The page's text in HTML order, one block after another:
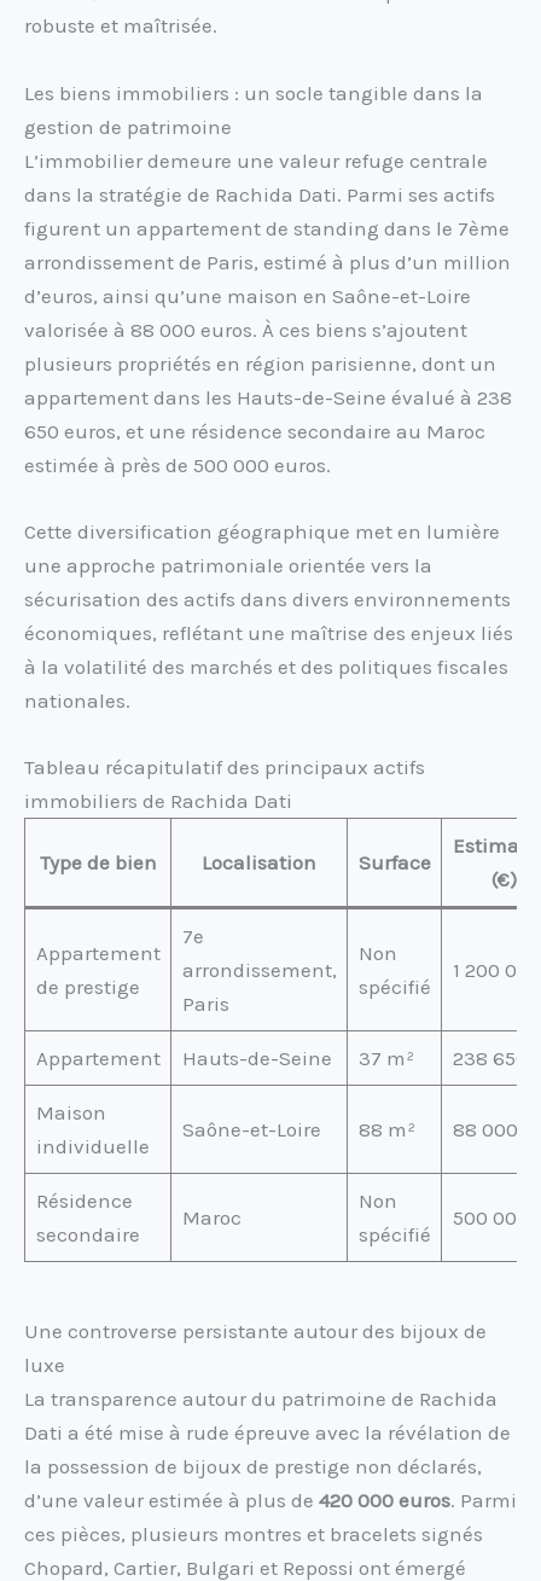
robuste et maîtrisée.
Les biens immobiliers : un socle tangible dans la
gestion de patrimoine
L’immobilier demeure une valeur refuge centrale
dans la stratégie de Rachida Dati. Parmi ses actifs
figurent un appartement de standing dans le 7ème
arrondissement de Paris, estimé à plus d’un million
d’euros, ainsi qu’une maison en Saône-et-Loire
valorisée à 88 000 euros. À ces biens s’ajoutent
plusieurs propriétés en région parisienne, dont un
appartement dans les Hauts-de-Seine évalué à 238
650 euros, et une résidence secondaire au Maroc
estimée à près de 500 000 euros.
Cette diversification géographique met en lumière
une approche patrimoniale orientée vers la
sécurisation des actifs dans divers environnements
économiques, reflétant une maîtrise des enjeux liés
à la volatilité des marchés et des politiques fiscales
nationales.
Tableau récapitulatif des principaux actifs
immobiliers de Rachida Dati
Type de bien Localisation Surface
(€)
Appartement
de prestige
7e
arrondissement,
Paris
Non
spécifié
1 200 000
Appartement Hauts-de-Seine 37 m² 238 650
Maison
individuelle
Saône-et-Loire 88 m² 88 000
Résidence
secondaire
Maroc
Non
spécifié
500 000
Une controverse persistante autour des bijoux de
luxe
La transparence autour du patrimoine de Rachida
Dati a été mise à rude épreuve avec la révélation de
la possession de bijoux de prestige non déclarés,
d’une valeur estimée à plus de 420 000 euros. Parmi
ces pièces, plusieurs montres et bracelets signés
Chopard, Cartier, Bulgari et Repossi ont émergé